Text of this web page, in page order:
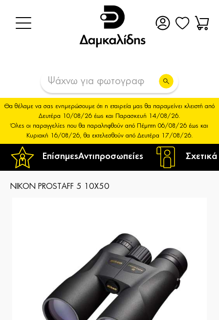
ΕπίσημεςΑντιπροσωπείες
Θα θέλαμε να σας ενημερώσουμε ότι η εταιρεία μας θα παραμείνει κλειστή από
Δευτέρα 10/08/26 έως και Παρασκευή 14/08/26.
Όλες οι παραγγελίες που θα παραληφθούν από Πέμπτη 06/08/26 έως και
Κυριακή 16/08/26, θα εκτελεσθούν από Δευτέρα 17/08/26.
NIKON PROSTAFF 5 10X50